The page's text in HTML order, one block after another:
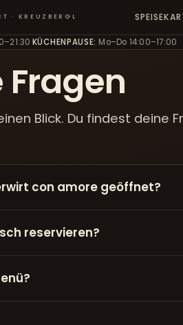
· KREUZBERGL
·KÜCHENPAUSE: Mo–Do 14:00–17:00
Blick. Du findest deine
con amore geöffnet?
reservieren?